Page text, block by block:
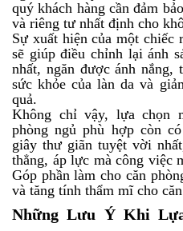
quý khách hàng cần đảm
và riêng tư nhất định cho
Sự xuất hiện của một chiếc
sẽ giúp điều chỉnh lại ánh
nhất, ngăn được ánh
sức khỏe của làn da và
quả.
Không chỉ vậy, lựa chọn
phòng ngủ phù hợp còn
giây thư giãn tuyệt vời
thẳng, áp lực mà công việc
Góp phần làm cho căn
và tăng tính thẩm mĩ cho
Những Lưu Ý Khi